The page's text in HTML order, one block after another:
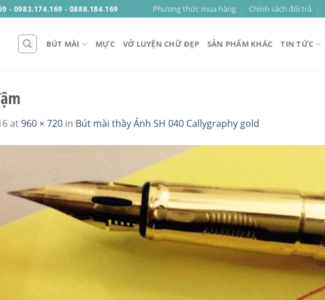
- 0983.174.169 - 0888.184.169 Phương thức mua hàng Chính sách đổi trả
BÚT MÀI MỰC VỞ LUYỆN CHỮ ĐẸP SẢN PHẨM KHÁC TIN TỨC
at960 × 720 in Bút mài thầy Ánh SH 040 Callygraphy gold